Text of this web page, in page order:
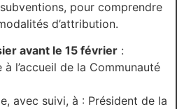
pour comprendre
d’attribution.
avant le 15 février :
à l’accueil de la Communauté
avec suivi, à : Président de la